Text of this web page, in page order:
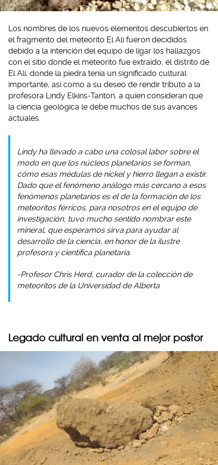
Los nombres de los nuevos elementos descubiertos en
el fragmento del meteorito El Ali fueron decididos
debido a la intención del equipo de ligar los hallazgos
con el sitio donde el meteorito fue extraído, el distrito de
El Ali, donde la piedra tenía un significado cultural
importante, así como a su deseo de rendir tributo a la
profesora Lindy Elkins-Tanton, a quien consideran que
la ciencia geológica le debe muchos de sus avances
actuales.
Lindy ha llevado a cabo una colosal labor sobre el
modo en que los núcleos planetarios se forman,
cómo esas médulas de nickel y hierro llegan a existir.
Dado que el fenómeno análogo más cercano a esos
fenómenos planetarios es el de la formación de los
meteoritos férricos, para nosotros en el equipo de
investigación, tuvo mucho sentido nombrar este
mineral, que esperamos sirva para ayudar al
desarrollo de la ciencia, en honor de la ilustre
profesora y científica planetaria.
-Profesor Chris Herd, curador de la colección de
meteoritos de la Universidad de Alberta
Legado cultural en venta al mejor postor